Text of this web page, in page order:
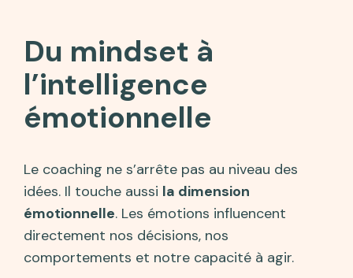
Du mindset à
l’intelligence
émotionnelle
Le coaching ne s’arrête pas au niveau des
idées. Il touche aussi la dimension
émotionnelle. Les émotions influencent
directement nos décisions, nos
comportements et notre capacité à agir.